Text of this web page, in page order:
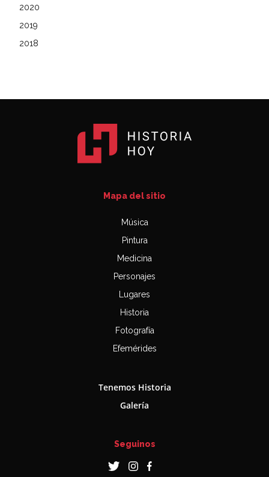
2020
2019
2018
Mapa del sitio
Música
Pintura
Medicina
Personajes
Lugares
Historia
Fotografía
Efemérides
Tenemos Historia
Galería
Seguinos